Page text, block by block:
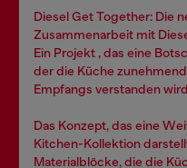
Diesel Get Together: Die
Zusammenarbeit mit
Ein Projekt , das eine
der die Küche
Empfangs verstanden
Das Konzept, das eine
Kitchen-Kollektion
Materialblöcke, die die